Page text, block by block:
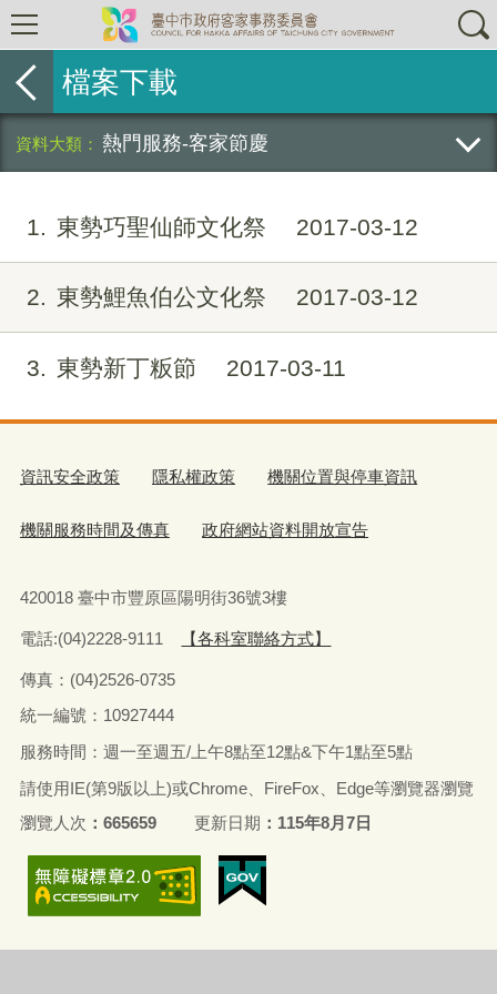
檔案下載
熱門服務-客家節慶
1 東勢巧聖仙師文化祭 2017-03-12
2 東勢鯉魚伯公文化祭 2017-03-12
3 東勢新丁粄節 2017-03-11
資訊安全政策 隱私權政策 機關位置與停車資訊
機關服務時間及傳真 政府網站資料開放宣告
420018 臺中市豐原區陽明街36號3樓
電話:(04)2228-9111 【各科室聯絡方式】
傳真：(04)2526-0735
統一編號：10927444
服務時間：週一至週五/上午8點至12點&下午1點至5點
請使用IE(第9版以上)或Chrome、FireFox、Edge等瀏覽器瀏覽
瀏覽人次
665659 更新日期 115年8月7日